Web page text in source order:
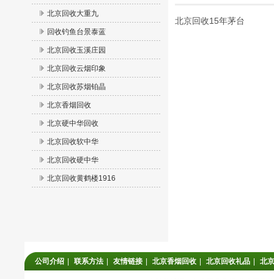
北京回收15年茅台
北京回收大重九
回收钓鱼台景泰蓝
北京回收玉溪庄园
北京回收云烟印象
北京回收苏烟铂晶
北京香烟回收
北京硬中华回收
北京回收软中华
北京回收硬中华
北京回收黄鹤楼1916
公司介绍 联系方法 友情链接 北京香烟回收 北京回收礼品 北